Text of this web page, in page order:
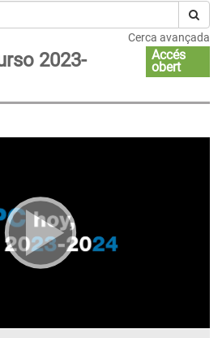
Cerca avançada
2023-
Accés
obert